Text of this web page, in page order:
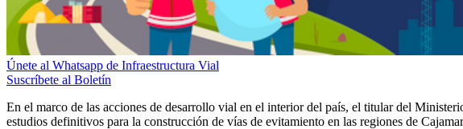
Únete al Whatsapp de Infraestructura Vial
Suscríbete al Boletín
En el marco de las acciones de desarrollo vial en el interior del país, el titular del
estudios definitivos para la construcción de vías de evitamiento en las regiones de